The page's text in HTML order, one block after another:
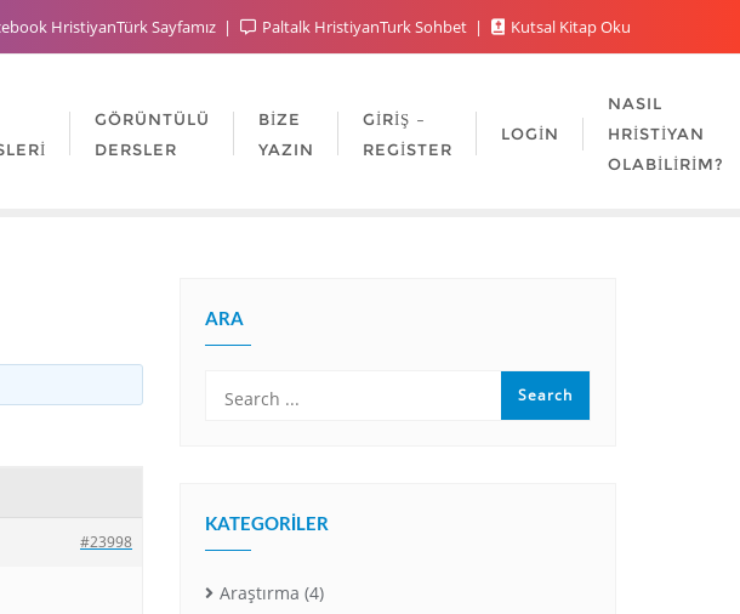
HristiyanTürk Sayfamız Paltalk HristiyanTurk Sohbet Kutsal Kitap Oku
GÖRÜNTÜLÜ
DERSLER
BIZE
YAZIN
GIRIŞ –
REGISTER
LOGIN
NASIL
HRISTIYAN
OLABILIRIM?
#23998
ARA
KATEGORILER
Araştırma (4)